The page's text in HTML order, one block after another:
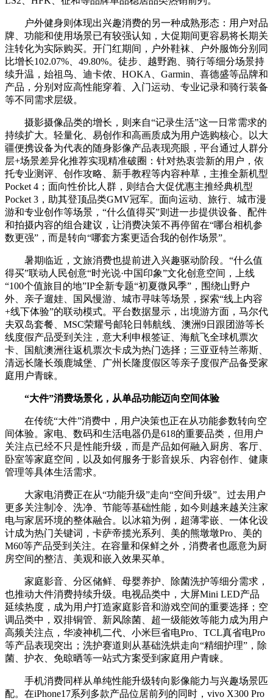
户外健身则体现出兴趣消费的另一种成熟形态：用户对品
牌、功能和使用场景已有较强认知，大促期间更容易将长期关
注转化为实际购买。开门红期间，户外鞋袜、户外服饰分别同
比增长102.07%、49.80%。徒步、越野跑、骑行等细分场景持
续升温，始祖鸟、迪卡侬、HOKA、Garmin、喜德盛等品牌和
产品，分别对应高性能穿着、入门运动、专业记录和骑行装备
等不同需求层级。
摄影摄像品类的增长，则来自“记录生活”这一日常需求的
持续扩大。轻量化、易创作和高画质成为用户选购核心。以大
疆便携设备为代表的随身影像产品表现亮眼，平台通过人群分
层+场景差异化推荐实现精准破圈：针对热衷尝新的用户，依
托专业测评、创作攻略、新手教程等内容种草，主推全新机型
Pocket 4；面向性价比人群，则结合大促优惠主推经典机型
Pocket 3，助其登顶品类GMV冠军。面向运动、旅行、城市漫
游和专业创作等场景，“什么值得买”则进一步提供设备、配件
和拍摄内容的组合建议，让消费决策不再停留在“哪台相机参
数更强”，而是转向“哪套方案更适合我的创作场景”。
暑期临近，文旅消费也提前进入兴趣驱动阶段。“什么值
得买”联动人民创意“时光说·中国印象”文化创意空间，上线
“100个值旅目的地”IP全新专题“初夏微风季”，围绕山野户
外、亲子遛娃、国风慢游、城市寻味等场景，探索“线上内容
+线下体验”的联动模式。平台数据显示，出境游方面，马尔代
夫双岛套餐、MSC荣耀号邮轮日韩航线、澳洲9日跟团游等长
线度假产品受到关注，意大利申根签证、海航飞全球机票次
卡、国航澳洲往返机票次卡成为热门选择；三亚亚特兰蒂斯、
清远长隆长颈鹿城堡、广州长隆度假区等亲子度假产品备受家
庭用户青睐。
“大件”消费场景化，从单品功能迈向空间体验
在传统“大件”消费中，用户决策也正在从功能参数转向空
间体验。家电、数码和生活电器仍是618的重要品类，但用户
关注点已经不只是性能升级，而是产品如何融入厨房、客厅、
卧室等家庭空间，以及如何服务于影音娱乐、内容创作、健康
管理等具体生活需求。
大家电消费正在从“功能升级”走向“空间升级”。过去用户
更多关注制冷、洗净、节能等基础性能，如今则越来越关注家
电与家居环境的整体融合。以冰箱为例，超薄零嵌、一体化设
计成为热门关键词，卡萨帝揽光系列、美的熊墩墩Pro、美的
M60等产品受到关注。在容量和保鲜之外，消费者也愿意为厨
房空间的整洁、美观和嵌入效果买单。
家庭影音、分区储鲜、母婴养护、除菌洗护等细分需求，
也推动大件消费持续升级。电视品类中，大屏Mini LED产品
延续热度，成为用户打造家庭影音和游戏空间的重要选择；空
调品类中，双排铜管、新风除菌、超一级能效等能力成为用户
高频关注点，华凌神机二代、小米巨省电Pro、TCL真省电Pro
等产品表现突出；洗护赛道则从基础洗烘走向“精细护理”，除
菌、护衣、免晾晒等一站式方案受到家庭用户青睐。
手机消费同样从单纯性能升级转向影像能力与兴趣场景匹
配。在iPhone17系列多款产品位居前列的同时，vivo X300 Pro